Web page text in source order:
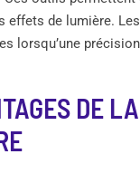
effets de lumière.
lorsqu’une
DE